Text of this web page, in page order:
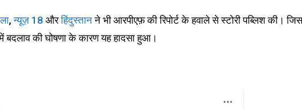
,न्यूज़ 18 औरहिंदुस्तानने भी आरपीएफ़ की रिपोर्ट के हवाले से स्टोरी पब्लिश की।
बदलाव की घोषणा के कारण यह हादसा हुआ।